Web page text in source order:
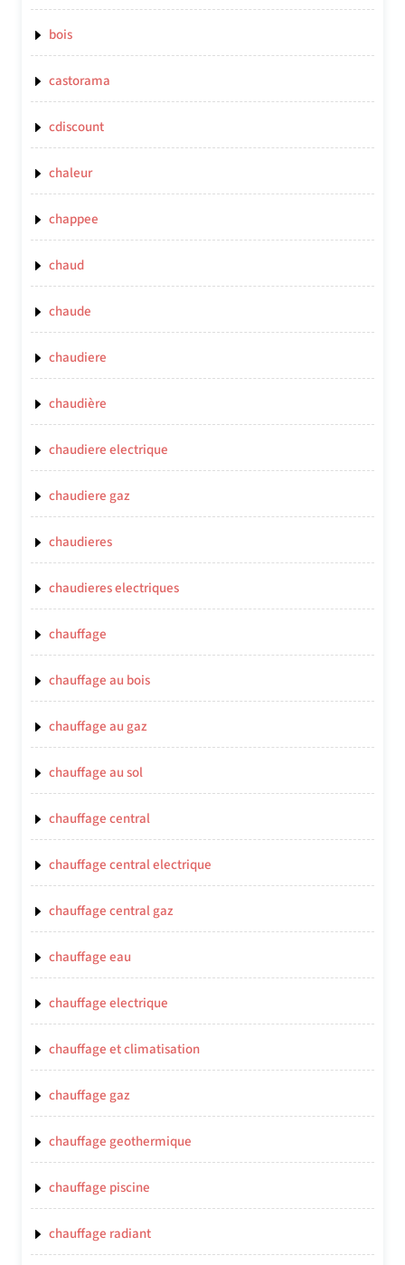
bois
castorama
cdiscount
chaleur
chappee
chaud
chaude
chaudiere
chaudière
chaudiere electrique
chaudiere gaz
chaudieres
chaudieres electriques
chauffage
chauffage au bois
chauffage au gaz
chauffage au sol
chauffage central
chauffage central electrique
chauffage central gaz
chauffage eau
chauffage electrique
chauffage et climatisation
chauffage gaz
chauffage geothermique
chauffage piscine
chauffage radiant